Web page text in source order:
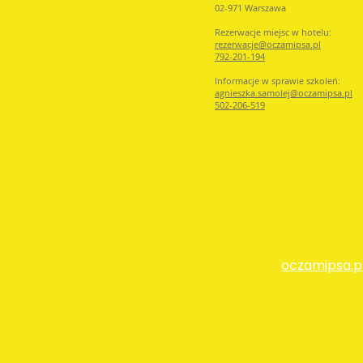
02-971 Warszawa
Rezerwacje miejsc w hotelu:
rezerwacje@oczamipsa.pl
792-201-194
Informacje w sprawie szkoleń:
agnieszka.samolej@oczamipsa.pl
502-206-519